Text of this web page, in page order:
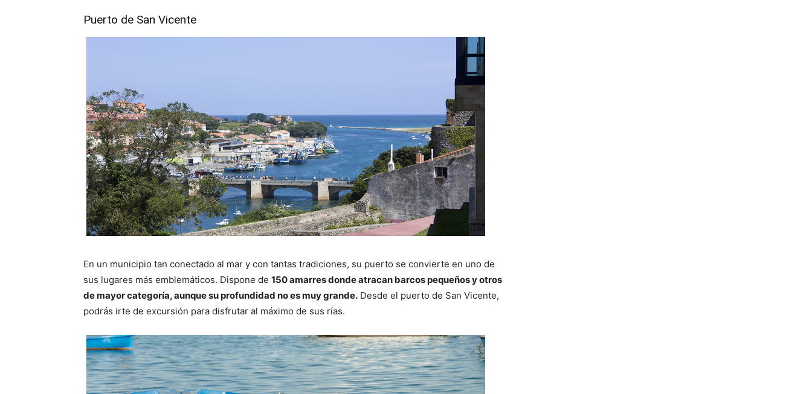
Puerto de San Vicente
En un municipio tan conectado al mar y con tantas tradiciones, su puerto se convierte en uno de
sus lugares más emblemáticos. Dispone de 150 amarres donde atracan barcos pequeños y otros
de mayor categoría, aunque su profundidad no es muy grande. Desde el puerto de San Vicente,
podrás irte de excursión para disfrutar al máximo de sus rías.